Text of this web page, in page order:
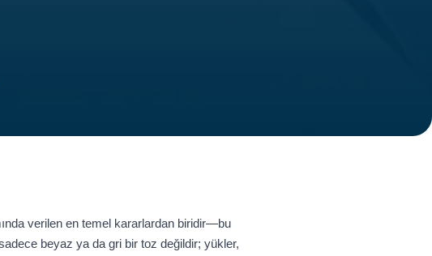
verilen en temel kararlardan biridir—bu
beyaz ya da gri bir toz değildir; yükler,